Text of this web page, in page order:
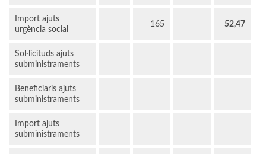
Import ajuts
urgència social
165 52,47
Sol·licituds ajuts
subministraments
Beneficiaris ajuts
subministraments
Import ajuts
subministraments